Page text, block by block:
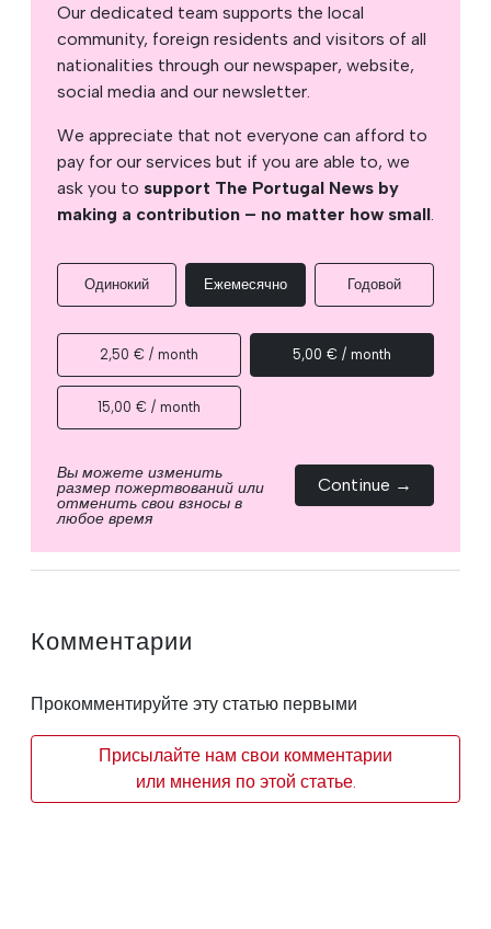
Our dedicated team supports the local
community, foreign residents and visitors of all
nationalities through our newspaper, website,
social media and our newsletter.
We appreciate that not everyone can afford to
pay for our services but if you are able to, we
ask you to support The Portugal News by
making a contribution – no matter how small.
Одинокий Ежемесячно Годовой
2,50 € / month 5,00 € / month
15,00 € / month
Вы можете изменить
размер пожертвований или
отменить свои взносы в
любое время
Continue →
Комментарии
Прокомментируйте эту статью первыми
Присылайте нам свои комментарии
или мнения по этой статье.